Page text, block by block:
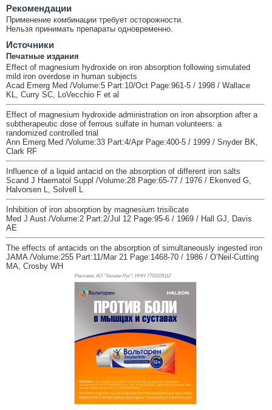
Рекомендации
Применение комбинации требует осторожности.
Нельзя принимать препараты одновременно.
Источники
Печатные издания
Effect of magnesium hydroxide on iron absorption following simulated
mild iron overdose in human subjects
Acad Emerg Med /Volume:5 Part:10/Oct Page:961-5 / 1998 / Wallace
KL, Curry SC, LoVecchio F et al
Effect of magnesium hydroxide administration on iron absorption after a
subtherapeutic dose of ferrous sulfate in human volunteers: a
randomized controlled trial
Ann Emerg Med /Volume:33 Part:4/Apr Page:400-5 / 1999 / Snyder BK,
Clark RF
Influence of a liquid antacid on the absorption of different iron salts
Scand J Haematol Suppl /Volume:28 Page:65-77 / 1976 / Ekenved G,
Halvorsen L, Solvell L
Inhibition of iron absorption by magnesium trisilicate
Med J Aust /Volume:2 Part:2/Jul 12 Page:95-6 / 1969 / Hall GJ, Davis
AE
The effects of antacids on the absorption of simultaneously ingested iron
JAMA /Volume:255 Part:11/Mar 21 Page:1468-70 / 1986 / O’Neil-Cutting
MA, Crosby WH
Реклама. АО "Хелеон Рус", ИНН 7703105112